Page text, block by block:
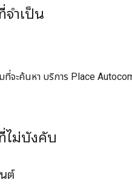
จำเป็น
มที่จะค้นหา บริการ Place
ไม่บังคับ
ต์